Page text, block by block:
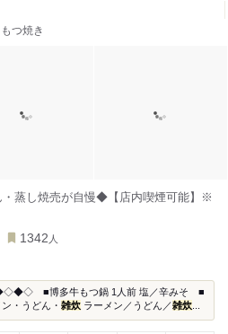
つ焼き
蒸し焼売が自慢◆【店内喫煙可能】※
1342 人
■博多牛もつ鍋 1人前 塩／辛みそ ■
・うどん・ 雑炊 ラーメン／うどん／雑炊